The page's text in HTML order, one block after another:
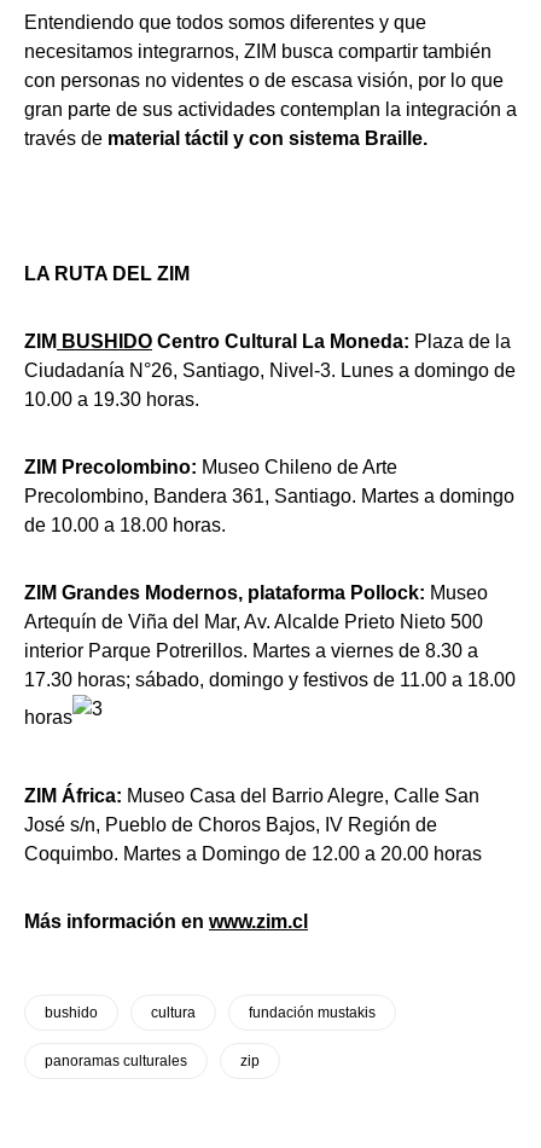
Entendiendo que todos somos diferentes y que
necesitamos integrarnos, ZIM busca compartir también
con personas no videntes o de escasa visión, por lo que
gran parte de sus actividades contemplan la integración a
través de material táctil y con sistema Braille.
LA RUTA DEL ZIM
ZIM BUSHIDO Centro Cultural La Moneda: Plaza de la
Ciudadanía N°26, Santiago, Nivel-3. Lunes a domingo de
10.00 a 19.30 horas.
ZIM Precolombino: Museo Chileno de Arte
Precolombino, Bandera 361, Santiago. Martes a domingo
de 10.00 a 18.00 horas.
ZIM Grandes Modernos, plataforma Pollock: Museo
Artequín de Viña del Mar, Av. Alcalde Prieto Nieto 500
interior Parque Potrerillos. Martes a viernes de 8.30 a
17.30 horas; sábado, domingo y festivos de 11.00 a 18.00
horas
ZIM África: Museo Casa del Barrio Alegre, Calle San
José s/n, Pueblo de Choros Bajos, IV Región de
Coquimbo. Martes a Domingo de 12.00 a 20.00 horas
Más información en www.zim.cl
bushido cultura fundación mustakis
panoramas culturales zip